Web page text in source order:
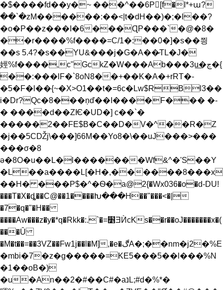
�$����fd��y�~ ���^��6P[f�I*+ա?
��`�zM������:��<|t�dH��)�;�l��?
�o�P��z���I�6���ɊP���`�@�8�
��r����%f����=C/1�:��0�]�s��찅
��s 5.4?�s��YU&���j�G�A��̷TL�J�
娙%f����,c"GckZ�W���Ab���3u͟�ڄ�{
��:���lF�`8oN8��+��K�A�+rRT�-
�5�F�l��{~�X>O1��t�=6c�Lw$RBl3��
i�Dr?Qc�8���ņď��I����F��� �-
� ����d��ZѤ�UD�] c��`�
�����2��FE$B�C��D�V�^��R�Z
�j��5CǄj\���]66M��Yo8�\��uJ���>���
���σ�8
ǝ�8O�u��L�l�������Wf&^�'S��Y
�L��a����L[�H�,������8���x
��H� ���P$�^�Ѳ�a@2{�Wx036�o�d-DU!
���T�X�ȡ��C@��1����Խ���H��"���<�|
�7�q�"�H��
����Aw���z�y�*q�Rkk�:.`�=׵ƎЍcKs��r��oJ�������x�(
���Ȗ
�M�t��=��3VZ��Fw1j��l�M],�e�ڰA�;��nm�j2�%E
�mbi�7�z�g�����=KE5���5��l���%N
�1��oB�)
�u�An��2�#��C#�aנL;#d�%*�